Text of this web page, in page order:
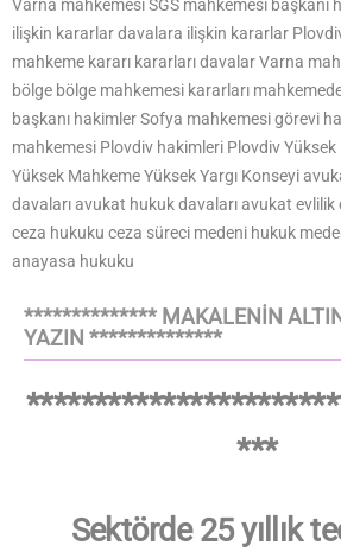
Varna mahkemesi SGS mahkemesi başkanı
ilişkin kararlar davalara ilişkin kararlar
mahkeme kararı kararları davalar Varna
bölge bölge mahkemesi kararları
başkanı hakimler Sofya mahkemesi görevi
mahkemesi Plovdiv hakimleri Plovdiv
Yüksek Mahkeme Yüksek Yargı Konseyi
davaları avukat hukuk davaları avukat
ceza hukuku ceza süreci medeni hukuk
anayasa hukuku
************** MAKALENİN
YAZIN **************
***
Sektörde 25 yıllık